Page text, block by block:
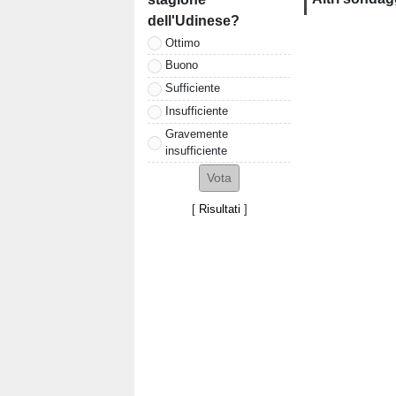
dell'Udinese?
Ottimo
Buono
Sufficiente
Insufficiente
Gravemente
insufficiente
[ Risultati ]